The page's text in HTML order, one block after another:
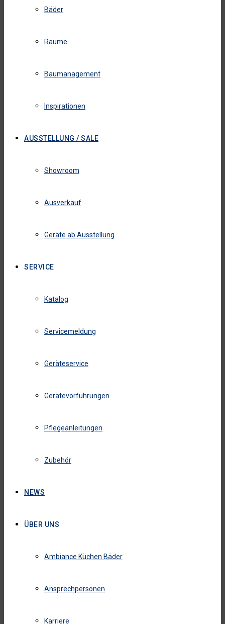
Bäder
Räume
Baumanagement
Inspirationen
AUSSTELLUNG / SALE
Showroom
Ausverkauf
Geräte ab Ausstellung
SERVICE
Katalog
Servicemeldung
Geräteservice
Gerätevorführungen
Pflegeanleitungen
Zubehör
NEWS
ÜBER UNS
Ambiance Küchen Bäder
Ansprechpersonen
Karriere